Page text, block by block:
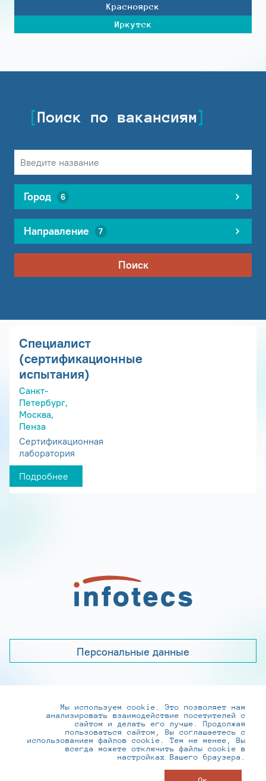
Красноярск
Иркутск
Поиск по вакансиям
Город 6
Направление 7
Поиск
Специалист
(сертификационные
испытания)
Санкт-
Петербург,
Москва,
Пенза
Сертификационная
лаборатория
Подробнее
Персональные данные
+7 (495) 737-6192, 8-800-250-0-260
practice@infotecs.ru,hr@infotecs.ru
127273, г. Москва, Отрадная ул., 2Б строение 1
Мы используем cookie. Это позволяет нам
анализировать взаимодействие посетителей с
сайтом и делать его лучше. Продолжая
пользоваться сайтом, Вы соглашаетесь с
использованием файлов cookie. Тем не менее, Вы
всегда можете отключить файлы cookie в
настройках Вашего браузера.